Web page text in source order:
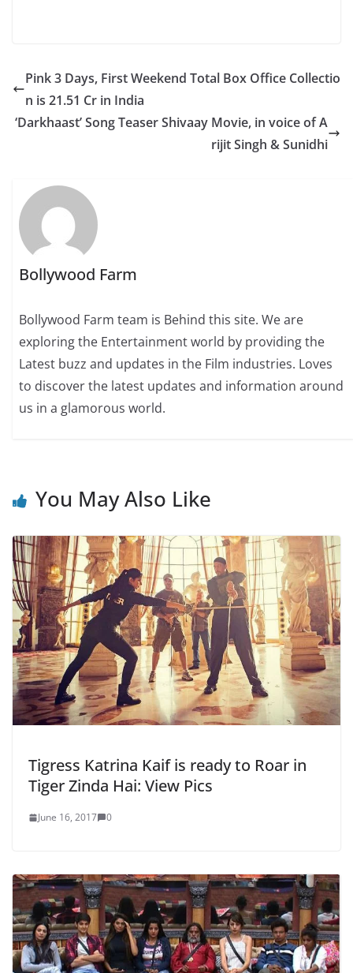
Pink 3 Days, First Weekend Total Box Office Collectio
n is 21.51 Cr in India
‘Darkhaast’ Song Teaser Shivaay Movie, in voice of A
rijit Singh & Sunidhi
Bollywood Farm
Bollywood Farm team is Behind this site. We are
exploring the Entertainment world by providing the
Latest buzz and updates in the Film industries. Loves
to discover the latest updates and information around
us in a glamorous world.
You May Also Like
Tigress Katrina Kaif is ready to Roar in
Tiger Zinda Hai: View Pics
June 16, 2017 0